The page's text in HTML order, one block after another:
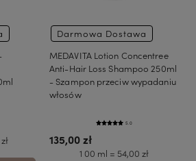
Darmowa Dostawa
MEDAVITA Lotion Concentree
Anti-Hair Loss Shampoo 250ml
- Szampon przeciw wypadaniu
włosów
5.0
135,00 zł
1 00 ml = 54,00 zł